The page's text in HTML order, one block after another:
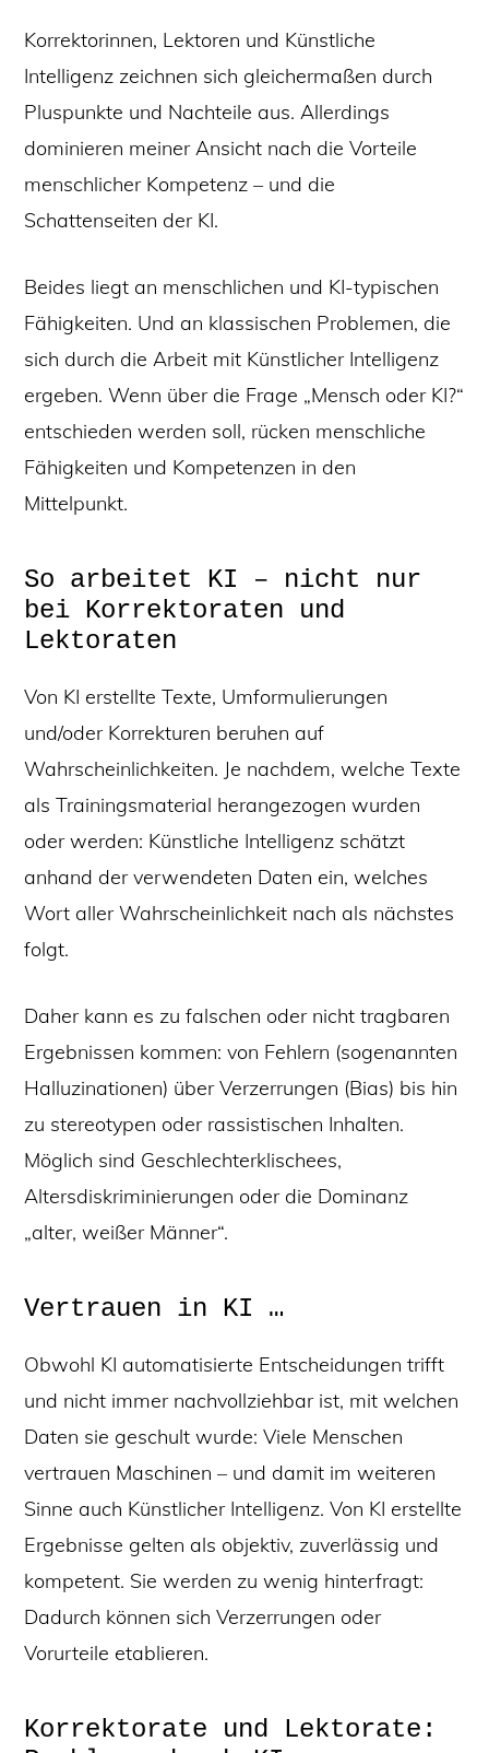
Korrektorinnen, Lektoren und Künstliche
Intelligenz zeichnen sich gleichermaßen durch
Pluspunkte und Nachteile aus. Allerdings
dominieren meiner Ansicht nach die Vorteile
menschlicher Kompetenz – und die
Schattenseiten der KI.
Beides liegt an menschlichen und KI-typischen
Fähigkeiten. Und an klassischen Problemen, die
sich durch die Arbeit mit Künstlicher Intelligenz
ergeben. Wenn über die Frage „Mensch oder KI?“
entschieden werden soll, rücken menschliche
Fähigkeiten und Kompetenzen in den
Mittelpunkt.
So arbeitet KI – nicht nur
bei Korrektoraten und
Lektoraten
Von KI erstellte Texte, Umformulierungen
und/oder Korrekturen beruhen auf
Wahrscheinlichkeiten. Je nachdem, welche Texte
als Trainingsmaterial herangezogen wurden
oder werden: Künstliche Intelligenz schätzt
anhand der verwendeten Daten ein, welches
Wort aller Wahrscheinlichkeit nach als nächstes
folgt.
Daher kann es zu falschen oder nicht tragbaren
Ergebnissen kommen: von Fehlern (sogenannten
Halluzinationen) über Verzerrungen (Bias) bis hin
zu stereotypen oder rassistischen Inhalten.
Möglich sind Geschlechterklischees,
Altersdiskriminierungen oder die Dominanz
„alter, weißer Männer“.
Vertrauen in KI …
Obwohl KI automatisierte Entscheidungen trifft
und nicht immer nachvollziehbar ist, mit welchen
Daten sie geschult wurde: Viele Menschen
vertrauen Maschinen – und damit im weiteren
Sinne auch Künstlicher Intelligenz. Von KI erstellte
Ergebnisse gelten als objektiv, zuverlässig und
kompetent. Sie werden zu wenig hinterfragt:
Dadurch können sich Verzerrungen oder
Vorurteile etablieren.
Korrektorate und Lektorate: